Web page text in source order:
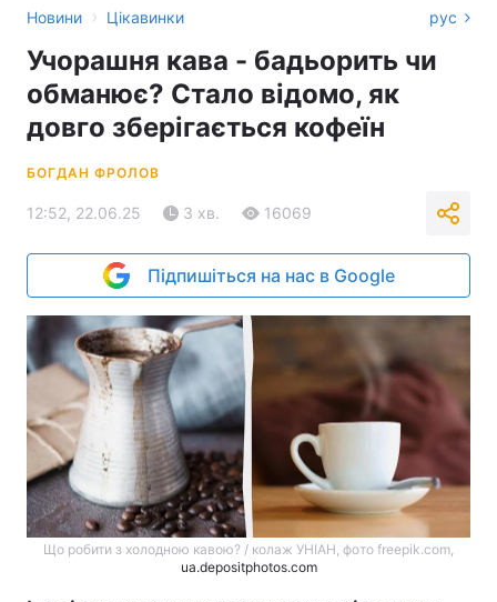
Новини › Цікавинки рус
Учорашня кава - бадьорить чи
обманює? Стало відомо, як
довго зберігається кофеїн
БОГДАН ФРОЛОВ
12:52, 22.06.25 3 хв. 16069
Підпишіться на нас в Google
Що робити з холодною кавою? / колаж УНІАН, фото freepik.com,
ua.depositphotos.com